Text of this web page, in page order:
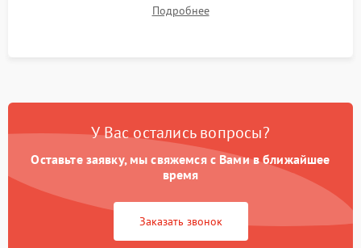
автономности работы и итоговый контроль качества.
Подробнее
У Вас остались вопросы?
Оставьте заявку, мы свяжемся с Вами в ближайшее
время
Заказать звонок